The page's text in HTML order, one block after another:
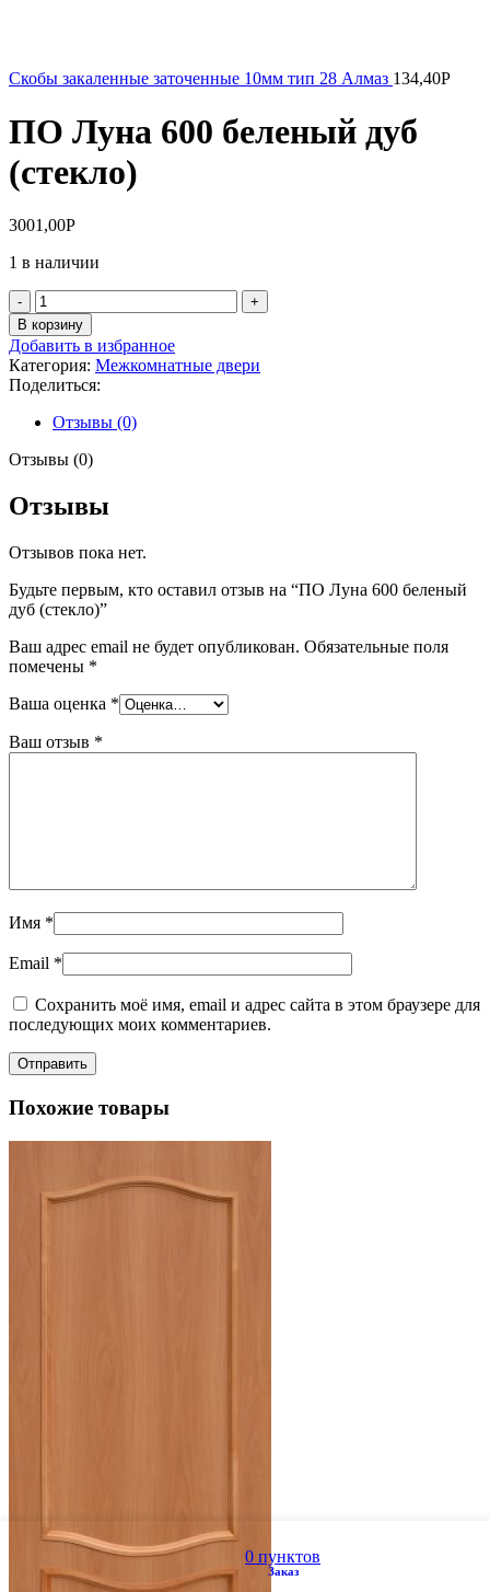
Скобы закаленные заточенные 10мм тип 28 Алмаз 134,40Р
ПО Луна 600 беленый дуб
(стекло)
3001,00Р
1 в наличии
Количество
товара
ПО
Луна
600
беленый
дуб
(стекло)
В корзину
Добавить в избранное
Категория: Межкомнатные двери
Поделиться:
Отзывы (0)
Отзывы (0)
Отзывы
Отзывов пока нет.
Будьте первым, кто оставил отзыв на “ПО Луна 600 беленый
дуб (стекло)”
Ваш адрес email не будет опубликован. Обязательные поля
помечены *
Ваша оценка *
Ваш отзыв *
Имя *
Email *
Сохранить моё имя, email и адрес сайта в этом браузере для
последующих моих комментариев.
Похожие товары
Меню
0 пунктов
Заказ